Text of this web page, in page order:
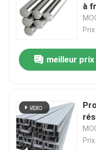
à
meilleur prix